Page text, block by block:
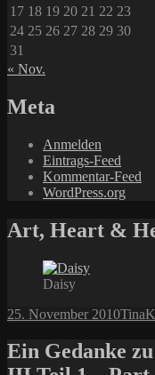
17 18 19 20 21 22 23
24 25 26 27 28 29 30
31
« Nov.
Meta
Anmelden
Eintrags-Feed
Kommentar-Feed
WordPress.org
Art, Heart &
Daisy
Veröffentlicht
25. November 2010Autor
Tina
Ein Gedanke